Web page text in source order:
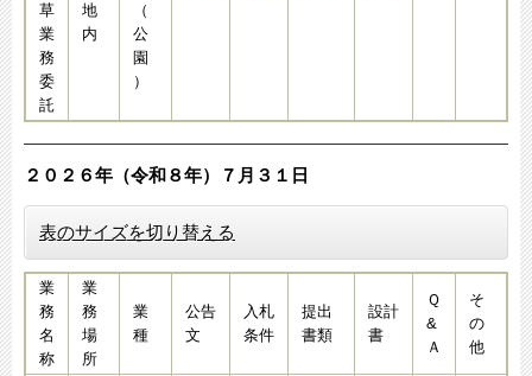
草
業
務
委
託
地
内
（
公
園
）
２０２６年（令和８年）７月３１ 日​​​​​​​​​
表のサイズを切り替える
業
務
名
称
業
務
場
所
業
種
公告
文
入札
条件
提出
書類
設計
書
Ｑ
&
Ａ
そ
の
他